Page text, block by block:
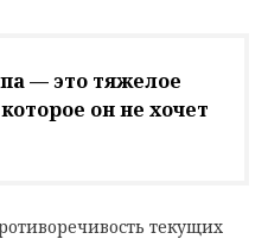
— это тяжелое
он не хочет
текущих